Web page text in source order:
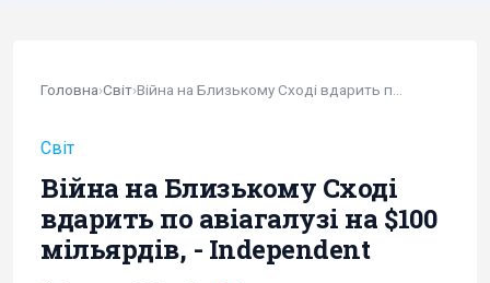
Головна›Світ›
Світ
Війна на Близькому Сході
вдарить по авіагалузі на $100
мільярдів, - Independent